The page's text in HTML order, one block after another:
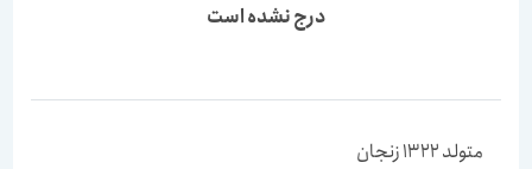
درج نشده است
متولد 1322 زنجان